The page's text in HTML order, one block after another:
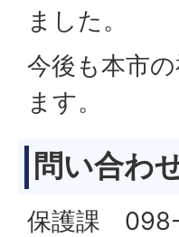
ました。
今後も本市
ます。
問い合わ
保護課